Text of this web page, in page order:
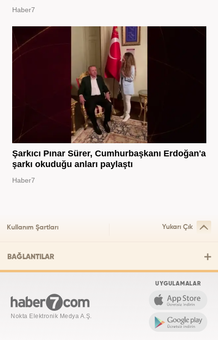
Haber7
Şarkıcı Pınar Sürer, Cumhurbaşkanı Erdoğan'a
şarkı okuduğu anları paylaştı
Haber7
Kullanım Şartları Yukarı Çık
BAĞLANTILAR
Nokta Elektronik Medya A.Ş.
UYGULAMALAR